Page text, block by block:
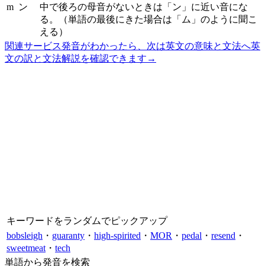
m ン
中で後ろの母音がないときは「ン」に近い音にな
る。（単語の最後にきた場合は「ム」のように聞こ
える）
関連サービス発音がわかったら、次は英文の意味と文法へ英
文の訳と文法解説を確認できます →
キーワードをランダムでピックアップ
bobsleigh ・ guaranty ・ high-spirited ・ MOR ・ pedal ・ resend ・
sweetmeat ・ tech
単語から発音を検索